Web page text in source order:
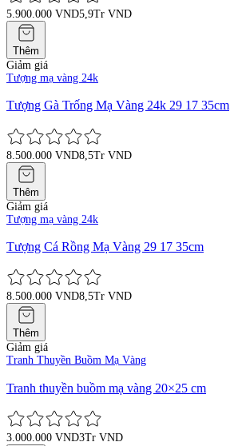
5.900.000 VND5,9Tr VND
Thêm
Giảm giá
Tượng mạ vàng 24k
Tượng Gà Trống Mạ Vàng 24k 29 17 35cm
8.500.000 VND8,5Tr VND
Thêm
Giảm giá
Tượng mạ vàng 24k
Tượng Cá Rồng Mạ Vàng 29 17 35cm
8.500.000 VND8,5Tr VND
Thêm
Giảm giá
Tranh Thuyền Buồm Mạ Vàng
Tranh thuyền buồm mạ vàng 20×25 cm
3.000.000 VND3Tr VND